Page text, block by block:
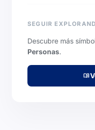
SEGUIR
Descubre más
Personas.
menu_book